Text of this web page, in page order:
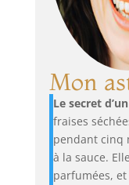
Mon
Le secret
fraises
pendant cinq
à la sauce.
parfumées,